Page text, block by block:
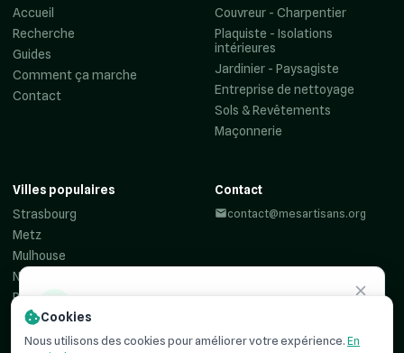
Besoin d'un
Recevez jusqu'à 3 devis comparatifs pour votre projet. C'est
Accueil
Recherche
Guides
Comment ça marche
Contact
Couvreur - Charpentier
Plaquiste - Isolations
intérieures
Jardinier - Paysagiste
Entreprise de nettoyage
Sols & Revêtements
Maçonnerie
Villes populaires
Strasbourg
Metz
Mulhouse
Nancy
Reims
Colmar
Haguenau
Contact
contact@mesartisans.org
Cookies
Nous utilisons des cookies pour améliorer votre expérience. En